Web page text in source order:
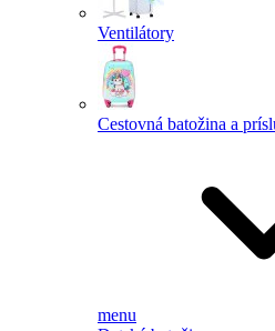
Ventilátory
Cestovná batožina a
menu